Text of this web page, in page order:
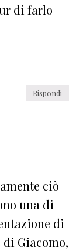
di farlo
Rispondi
ciò
una di
di
Giacomo,